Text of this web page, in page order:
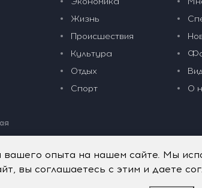
Жизнь
Происшествия
Культура
Отдых
Спорт
О
опыта на нашем сайте. Мы
вы соглашаетесь с этим и даете